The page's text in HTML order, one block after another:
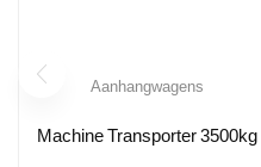
Aanhangwagens
Machine Transporter 3500kg